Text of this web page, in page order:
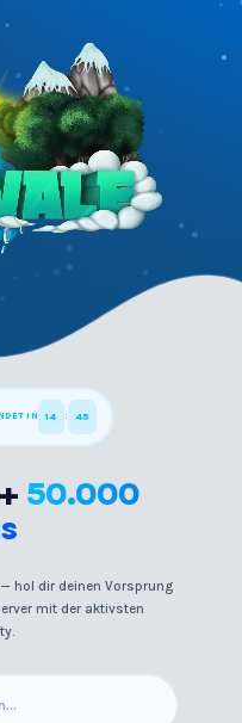
IN 14 : 44
50.000
hol dir deinen Vorsprung
mit der aktivsten